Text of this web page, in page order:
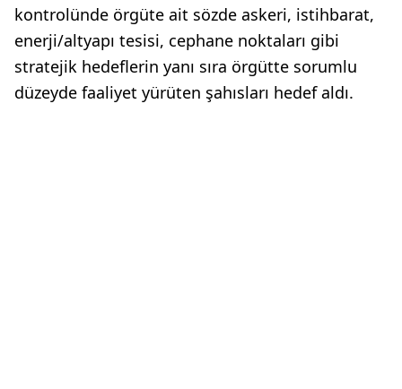
kontrolünde örgüte ait sözde askeri, istihbarat,
enerji/altyapı tesisi, cephane noktaları gibi
stratejik hedeflerin yanı sıra örgütte sorumlu
düzeyde faaliyet yürüten şahısları hedef aldı.